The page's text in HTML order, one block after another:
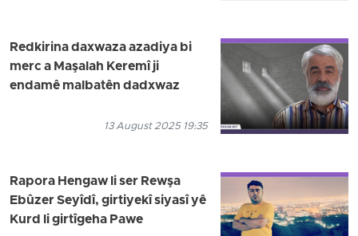
Redkirina daxwaza azadiya bi
merc a Maşalah Keremî ji
endamê malbatên dadxwaz
13 August 2025 19:35
Rapora Hengaw li ser Rewşa
Ebûzer Seyîdî, girtiyekî siyasî yê
Kurd li girtîgeha Pawe